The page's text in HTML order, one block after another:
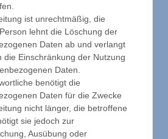
ist unrechtmäßig, die
lehnt die Löschung der
Daten ab und verlangt
die Einschränkung der Nutzung
Daten.
benötigt die
Daten für die Zwecke
nicht länger, die betroffene
sie jedoch zur
Ausübung oder